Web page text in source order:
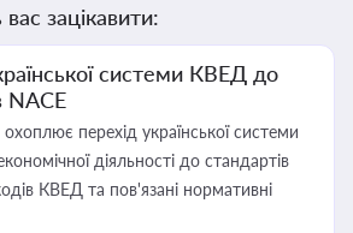
зацікавити:
системи КВЕД до
NACE
перехід української системи
діяльності до стандартів
КВЕД та пов'язані нормативні